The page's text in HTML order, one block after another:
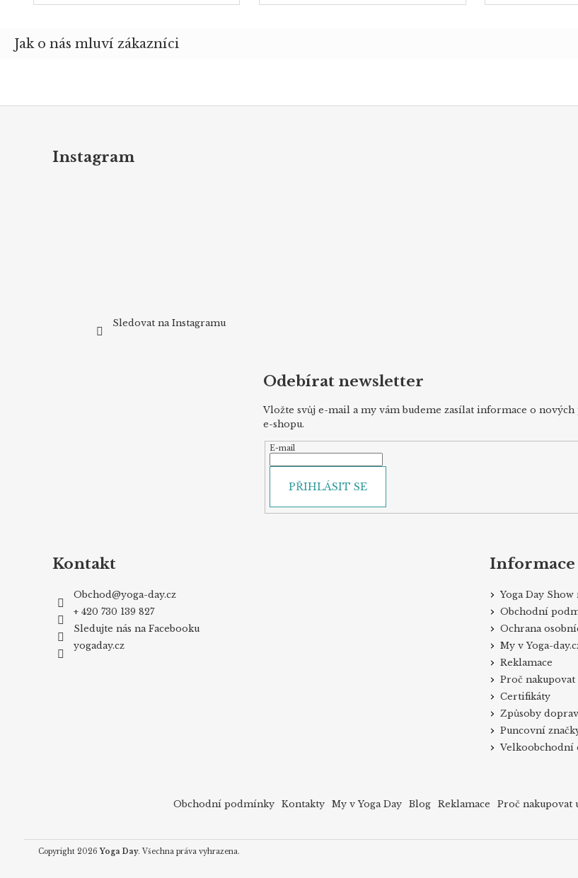
Instagram
Sledovat na Instagramu
Odebírat newsletter
Vložte svůj e-mail a my vám budeme zasílat informace o nových
e-shopu.
E-mail
PŘIHLÁSIT SE
Kontakt
Obchod@yoga-day.cz
+ 420 730 139 827
Sledujte nás na Facebooku
yogaday.cz
Informace
Yoga Day
Obchodní
Ochrana
My v Yoga-
Reklamace
Proč nakupovat
Certifikáty
Způsoby
Puncovní
Velkoobchodní
Obchodní podmínky Kontakty My v Yoga Day Blog Reklamace Proč nakupovat
Copyright 2026Yoga Day. Všechna práva vyhrazena.